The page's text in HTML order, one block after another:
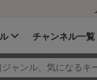
チャンネル一覧